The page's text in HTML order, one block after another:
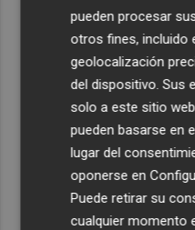
pueden procesar
otros fines, incluido
geolocalización
del dispositivo. Sus
solo a este sitio
pueden basarse en
lugar del
oponerse en
Puede retirar su
cualquier momento